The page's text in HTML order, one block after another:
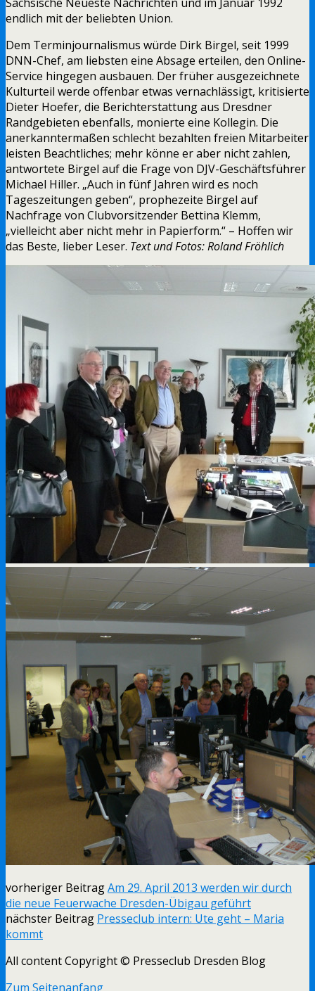
endlich mit der beliebten Union.
Dem Terminjournalismus würde Dirk Birgel, seit 1999
DNN-Chef, am liebsten eine Absage erteilen, den Online-
Service hingegen ausbauen. Der früher ausgezeichnete
Kulturteil werde offenbar etwas vernachlässigt, kritisierte
Dieter Hoefer, die Berichterstattung aus Dresdner
Randgebieten ebenfalls, monierte eine Kollegin. Die
anerkanntermaßen schlecht bezahlten freien Mitarbeiter
leisten Beachtliches; mehr könne er aber nicht zahlen,
antwortete Birgel auf die Frage von DJV-Geschäftsführer
Michael Hiller. „Auch in fünf Jahren wird es noch
Tageszeitungen geben“, prophezeite Birgel auf
Nachfrage von Clubvorsitzender Bettina Klemm,
„vielleicht aber nicht mehr in Papierform.“ – Hoffen wir
das Beste, lieber Leser. Text und Fotos: Roland Fröhlich
vorheriger BeitragAm 29. April 2013 werden wir durch
die neue Feuerwache Dresden-Übigau geführt
nächster Beitrag Presseclub intern: Ute geht – Maria
kommt
All content Copyright © Presseclub Dresden Blog
Zum Seitenanfang